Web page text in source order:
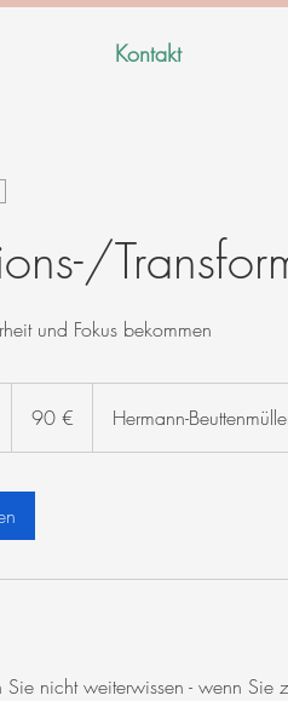
Kontakt
und Fokus bekommen
90 € Hermann-
Sie nicht weiterwissen - wenn